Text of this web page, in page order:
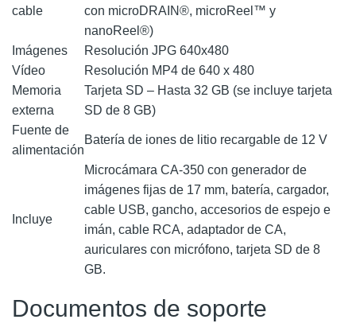
cable
con microDRAIN®, microReel™ y
nanoReel®)
Imágenes
Resolución JPG 640x480
Vídeo
Resolución MP4 de 640 x 480
Memoria
externa
Tarjeta SD – Hasta 32 GB (se incluye tarjeta
SD de 8 GB)
Fuente de
alimentación
Batería de iones de litio recargable de 12 V
Incluye
Microcámara CA-350 con generador de
imágenes fijas de 17 mm, batería, cargador,
cable USB, gancho, accesorios de espejo e
imán, cable RCA, adaptador de CA,
auriculares con micrófono, tarjeta SD de 8
GB.
Documentos de soporte